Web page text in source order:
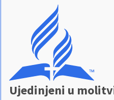
Ujedinjeni u